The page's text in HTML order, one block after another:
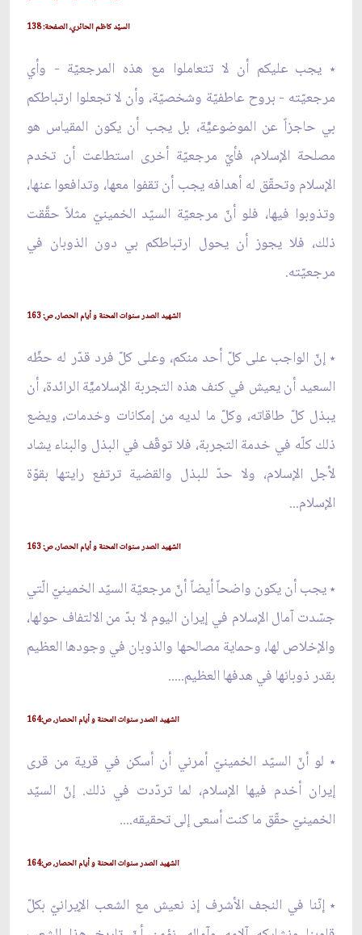
السيّد كاظم الحائري، الصفحة: 138
٭ يجب عليكم أن لا تتعاملوا مع هذه المرجعيّة - وأي
مرجعيّته - بروح عاطفيّة وشخصيّة، وأن لا تجعلوا ارتباطكم
بي حاجزاً عن الموضوعيّّة، بل يجب أن يكون المقياس هو
مصلحة الإسلام، فأيّ مرجعيّة أخرى استطاعت أن تخدم
الإسلام وتحقّق له أهدافه يجب أن تقفوا معها، وتدافعوا عنها،
وتذوبوا فيها، فلو أنّ مرجعيّة السيّد الخمينيّ مثلاً حقَّقت
ذلك، فلا يجوز أن يحول ارتباطكم بي دون الذوبان في
مرجعيّته.
الشهيد الصدر سنوات المحنة و أيام الحصار، ص: 163
٭ إنّ الواجب على كلّ أحد منكم، وعلى كلّ فرد قدّر له حظّه
السعيد أن يعيش في كنف هذه التجربة الإسلاميّّة الرائدة، أن
يبذل كلّ طاقاته، وكلّ ما لديه من إمكانات وخدمات، ويضع
ذلك كلّه في خدمة التجربة، فلا توقّف في البذل والبناء يشاد
لأجل الإسلام، ولا حدّ للبذل والقضية ترتفع رايتها بقوّة
الإسلام...
الشهيد الصدر سنوات المحنة و أيام الحصار، ص: 163
٭ يجب أن يكون واضحاً أيضاً أنّ مرجعيّة السيّد الخمينيّ الّتي
جسّدت آمال الإسلام في إيران اليوم لا بدّ من الالتفاف حولها،
والإخلاص لها، وحماية مصالحها والذوبان في وجودها العظيم
بقدر ذوبانها في هدفها العظيم.....
الشهيد الصدر سنوات المحنة و أيام الحصار، ص:164
٭ لو أنّ السيّد الخمينيّ أمرني أن أسكن في قرية من قرى
إيران أخدم فيها الإسلام، لما تردّدت في ذلك. إنّ السيّد
الخمينيّ حقّق ما كنت أسعى إلى تحقيقه....
الشهيد الصدر سنوات المحنة و أيام الحصار، ص:164
٭ إنّنا في النجف الأشرف إذ نعيش مع الشعب الإيرانيّ بكلّ